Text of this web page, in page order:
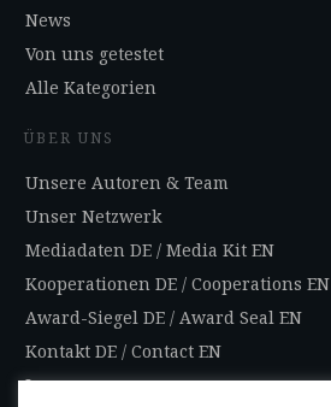
News
Von uns getestet
Alle Kategorien
ÜBER UNS
Unsere Autoren & Team
Unser Netzwerk
Mediadaten DE / Media Kit EN
Kooperationen DE / Cooperations EN
Award-Siegel DE / Award Seal EN
Kontakt DE / Contact EN
Impressum